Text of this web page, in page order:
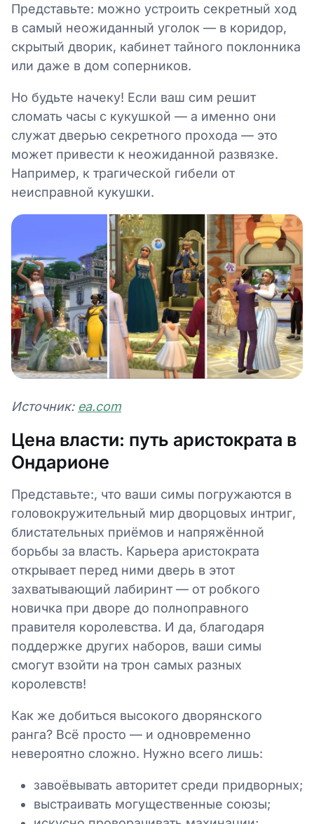
Представьте: можно устроить секретный ход
в самый неожиданный уголок — в коридор,
скрытый дворик, кабинет тайного поклонника
или даже в дом соперников.
Но будьте начеку! Если ваш сим решит
сломать часы с кукушкой — а именно они
служат дверью секретного прохода — это
может привести к неожиданной развязке.
Например, к трагической гибели от
неисправной кукушки.
Источник: ea.com
Цена власти: путь аристократа в
Ондарионе
Представьте:, что ваши симы погружаются в
головокружительный мир дворцовых интриг,
блистательных приёмов и напряжённой
борьбы за власть. Карьера аристократа
открывает перед ними дверь в этот
захватывающий лабиринт — от робкого
новичка при дворе до полноправного
правителя королевства. И да, благодаря
поддержке других наборов, ваши симы
смогут взойти на трон самых разных
королевств!
Как же добиться высокого дворянского
ранга? Всё просто — и одновременно
невероятно сложно. Нужно всего лишь:
завоёвывать авторитет среди придворных;
выстраивать могущественные союзы;